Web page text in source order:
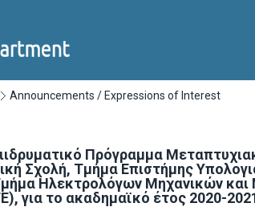
Announcements / Expressions of Interest
Πρόγραμμα
Σχολή, Τμήμα Επιστήμης
Ηλεκτρολόγων Μηχανικών
για το ακαδημαϊκό έτος 2020-